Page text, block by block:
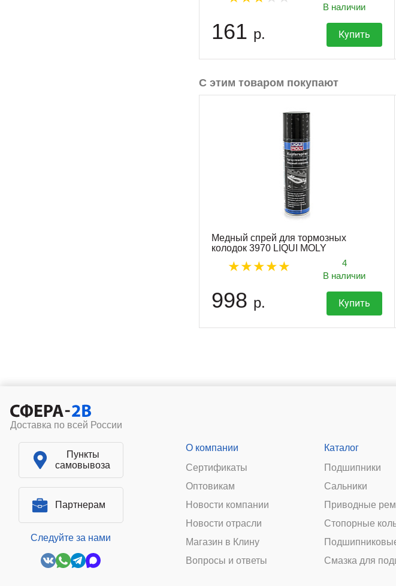
В наличии
161 р. Купить
С этим товаром покупают
Медный спрей для тормозных
колодок 3970 LIQUI MOLY
4
В наличии
998 р. Купить
Доставка по всей России
Пункты
самовывоза
Партнерам
Следуйте за нами
О компании
Сертификаты
Оптовикам
Новости компании
Новости отрасли
Магазин в Клину
Вопросы и ответы
Каталог
Подшипники
Сальники
Приводные
Стопорные
Смазка для